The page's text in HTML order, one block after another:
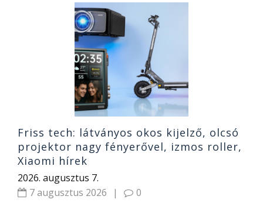
Friss tech: látványos okos kijelző, olcsó
projektor nagy fényerővel, izmos roller,
Xiaomi hírek
2026. augusztus 7.
7 augusztus 2026
| 0